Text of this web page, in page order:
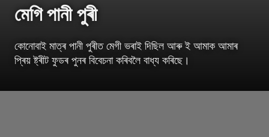
মেগি পানী পুৰী
কোনোবাই মাত্ৰ পানী পুৰীত মেগী ভৰাই দিছিল আৰু ই আমাক আমাৰ
প্ৰিয় ষ্ট্ৰীট ফুডৰ পুনৰ বিবেচনা কৰিবলৈ বাধ্য কৰিছে।